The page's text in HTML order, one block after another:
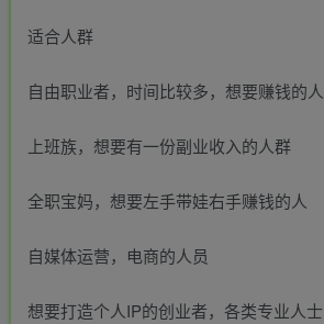
适合人群
自由职业者，时间比较多，想要赚钱的人
上班族，想要有一份副业收入的人群
全职宝妈，想要左手带娃右手赚钱的人
自媒体运营，电商的人员
想要打造个人IP的创业者，各类专业人士